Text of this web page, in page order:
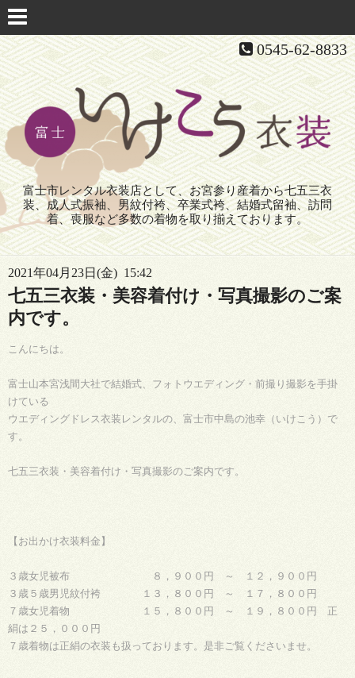
0545-62-8833
富士市レンタル衣装店として、お宮参り産着から七五三衣
装、成人式振袖、男紋付袴、卒業式袴、結婚式留袖、訪問
着、喪服など多数の着物を取り揃えております。
2021年04月23日(金) 15:42
七五三衣装・美容着付け・写真撮影のご案
内です。
こんにちは。
富士山本宮浅間大社で結婚式、フォトウエディング・前撮り撮影を手掛
けている
ウエディングドレス衣装レンタルの、富士市中島の池幸（いけこう）で
す。
七五三衣装・美容着付け・写真撮影のご案内です。
【お出かけ衣装料金】
３歳女児被布 ８，９００円 ～ １２，９００円
３歳５歳男児紋付袴 １３，８００円 ～ １７，８００円
７歳女児着物 １５，８００円 ～ １９，８００円 正
絹は２５，０００円
７歳着物は正絹の衣装も扱っております。是非ご覧くださいませ。